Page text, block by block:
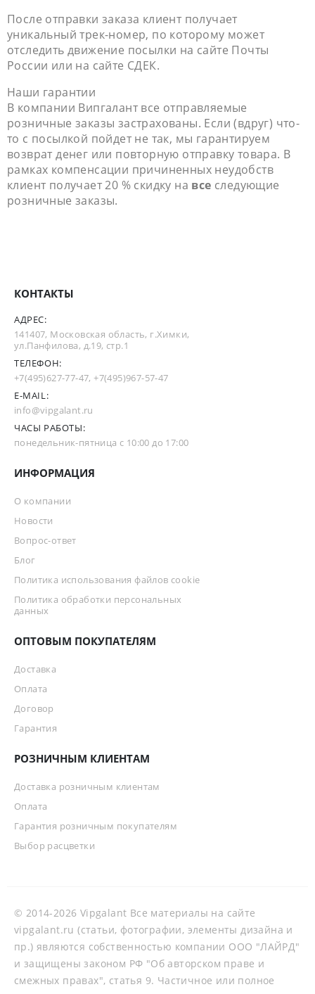
После отправки заказа клиент получает
уникальный трек-номер, по которому может
отследить движение посылки на сайте Почты
России или на сайте СДЕК.
Наши гарантии
В компании Випгалант все отправляемые
розничные заказы застрахованы. Если (вдруг) что-
то с посылкой пойдет не так, мы гарантируем
возврат денег или повторную отправку товара. В
рамках компенсации причиненных неудобств
клиент получает 20 % скидку на все следующие
розничные заказы.
КОНТАКТЫ
АДРЕС:
141407, Московская область, г.Химки,
ул.Панфилова, д.19, стр.1
ТЕЛЕФОН:
+7(495)627-77-47,+7(495)967-57-47
E-MAIL:
info@vipgalant.ru
ЧАСЫ РАБОТЫ:
понедельник-пятница с 10:00 до 17:00
ИНФОРМАЦИЯ
О компании
Новости
Вопрос-ответ
Блог
Политика использования файлов cookie
Политика обработки персональных
данных
ОПТОВЫМ ПОКУПАТЕЛЯМ
Доставка
Оплата
Договор
Гарантия
РОЗНИЧНЫМ КЛИЕНТАМ
Доставка розничным клиентам
Оплата
Гарантия розничным покупателям
Выбор расцветки
© 2014-2026 Vipgalant Все материалы на сайте
vipgalant.ru (статьи, фотографии, элементы дизайна и
пр.) являются собственностью компании ООО "ЛАЙРД"
и защищены законом РФ "Об авторском праве и
смежных правах", статья 9. Частичное или полное